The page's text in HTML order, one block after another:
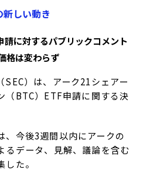
しい動き
請に対するパブリックコメント
格は変わらず
SEC）は、アーク21シェアー
（BTC）ETF申請に関する決
、今後3週間以内にアークの
るデータ、見解、議論を含む
た。